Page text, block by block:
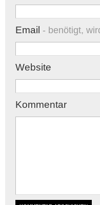
Email - benötigt,
Website
Kommentar